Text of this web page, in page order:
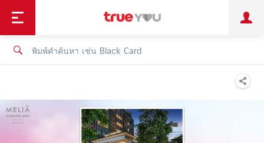
ลูกค้าบุคคล ลูกค้าองค์กร
ช้อป
เทรนด์เทคโนโลยี